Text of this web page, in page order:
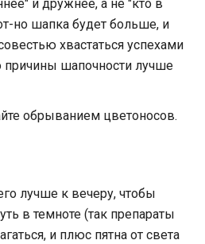
и дружнее, а не "кто в
но шапка будет больше, и
хвастаться успехами
причины шапочности лучше
обрыванием цветоносов.
лучше к вечеру, чтобы
в темноте (так препараты
и плюс пятна от света